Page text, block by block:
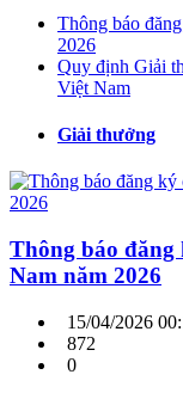
Thông báo
2026
Quy định Giải
Việt Nam
Giải thưởng
Thông báo
Nam năm 2026
15/04/2026
872
0